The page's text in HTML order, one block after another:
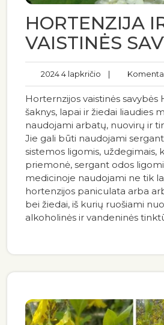
HORTENZIJA
VAISTINĖS
2024 4 lapkričio |
Horternzijos vaistinės savybės
šaknys, lapai ir žiedai liaudies
naudojami arbatų, nuovirų ir
Jie gali būti naudojami
sistemos ligomis, uždegimais,
priemonė, sergant odos
medicinoje naudojami ne tik
hortenzijos paniculata arba
bei žiedai, iš kurių ruošiami
alkoholinės ir vandeninės